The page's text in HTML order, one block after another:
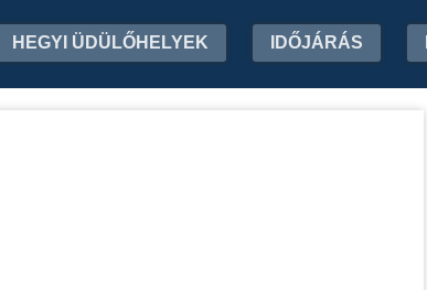
HEGYI ÜDÜLŐHELYEK IDŐJÁRÁS